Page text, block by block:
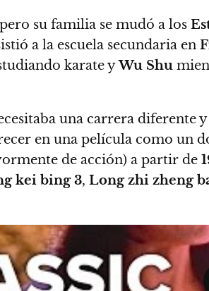
su familia se mudó a los
a la escuela secundaria en
karate yWu Shu
una carrera diferente
en una película como un
de acción) a partir de
kei bing 3, Long zhi zheng